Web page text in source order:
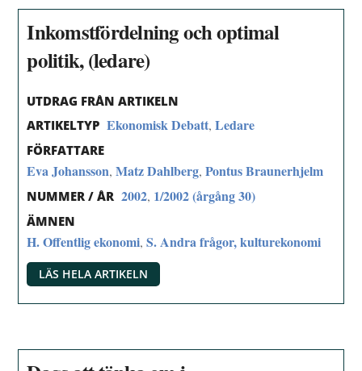
Inkomstfördelning och optimal
politik, (ledare)
UTDRAG FRÅN ARTIKELN
ARTIKELTYP Ekonomisk Debatt,Ledare
FÖRFATTARE
Eva Johansson,Matz Dahlberg,Pontus Braunerhjelm
NUMMER / ÅR 2002, 1/2002 (årgång 30)
ÄMNEN
H. Offentlig ekonomi,S. Andra frågor, kulturekonomi
LÄS HELA ARTIKELN